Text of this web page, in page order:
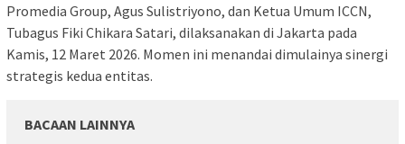
Promedia Group, Agus Sulistriyono, dan Ketua Umum ICCN,
Tubagus Fiki Chikara Satari, dilaksanakan di Jakarta pada
Kamis, 12 Maret 2026. Momen ini menandai dimulainya sinergi
strategis kedua entitas.
BACAAN LAINNYA